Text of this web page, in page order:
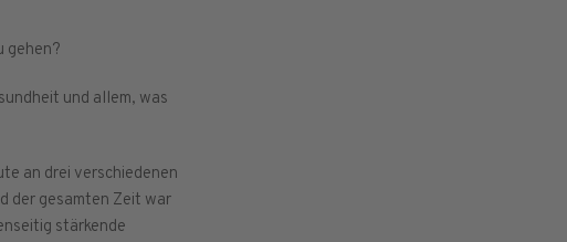
gehen?
und allem, was
an drei verschiedenen
der gesamten Zeit war
stärkende